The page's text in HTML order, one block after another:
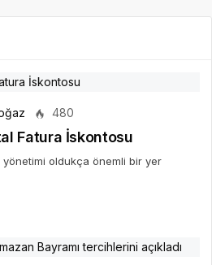
480
Fatura İskontosu
yönetimi oldukça önemli bir yer